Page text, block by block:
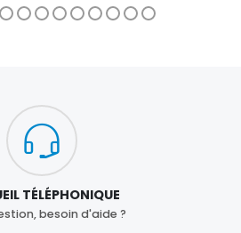
TÉLÉPHONIQUE
besoin d'aide ?